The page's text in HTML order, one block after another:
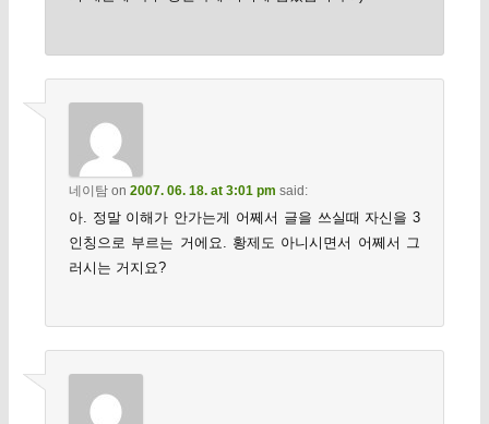
네이탐on 2007. 06. 18. at 3:01 pm said:
아. 정말 이해가 안가는게 어쩨서 글을 쓰실때 자신을 3
인칭으로 부르는 거에요. 황제도 아니시면서 어쩨서 그
러시는 거지요?